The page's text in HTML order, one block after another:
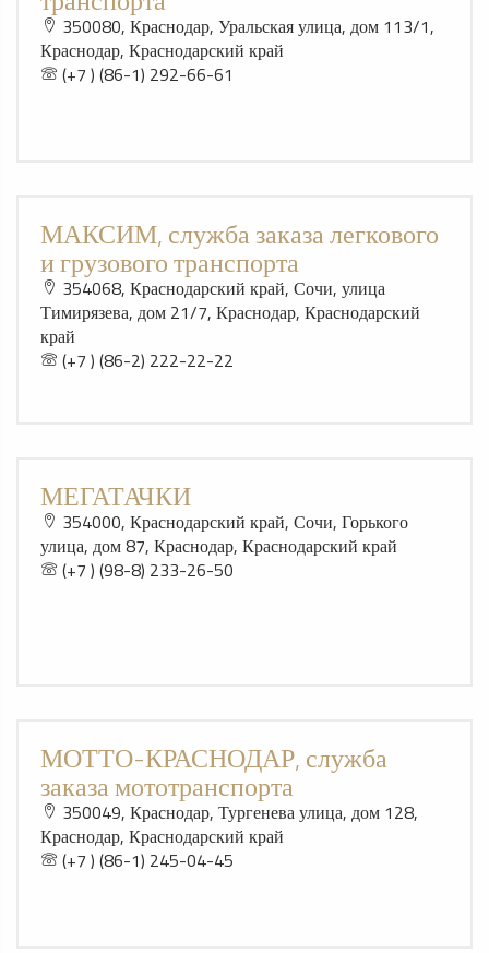
350080, Краснодар, Уральская улица, дом 113/1,
Краснодар, Краснодарский край
(+7 ) (86-1) 292-66-61
МАКСИМ, служба заказа легкового
и грузового транспорта
354068, Краснодарский край, Сочи, улица
Тимирязева, дом 21/7, Краснодар, Краснодарский
край
(+7 ) (86-2) 222-22-22
МЕГАТАЧКИ
354000, Краснодарский край, Сочи, Горького
улица, дом 87, Краснодар, Краснодарский край
(+7 ) (98-8) 233-26-50
МОТТО-КРАСНОДАР, служба
заказа мототранспорта
350049, Краснодар, Тургенева улица, дом 128,
Краснодар, Краснодарский край
(+7 ) (86-1) 245-04-45